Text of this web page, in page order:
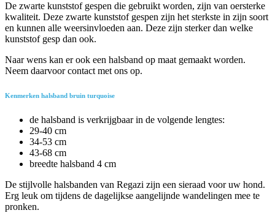
De zwarte kunststof gespen die gebruikt worden, zijn van oersterke
kwaliteit. Deze zwarte kunststof gespen zijn het sterkste in zijn soort
en kunnen alle weersinvloeden aan. Deze zijn sterker dan welke
kunststof gesp dan ook.
Naar wens kan er ook een halsband op maat gemaakt worden.
Neem daarvoor contact met ons op.
Kenmerken halsband bruin turquoise
de halsband is verkrijgbaar in de volgende lengtes:
29-40 cm
34-53 cm
43-68 cm
breedte halsband 4 cm
De stijlvolle halsbanden van Regazi zijn een sieraad voor uw hond.
Erg leuk om tijdens de dagelijkse aangelijnde wandelingen mee te
pronken.